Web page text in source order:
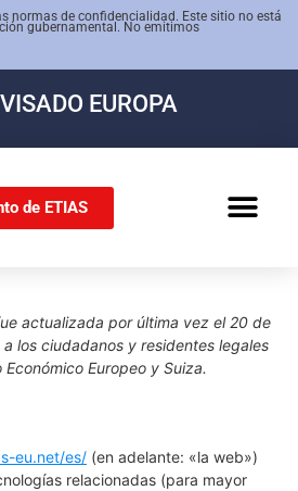
normas de confidencialidad. Este sitio no está
gubernamental. No emitimos
EUROPA
de ETIAS
actualizada por última vez el 20 de
los ciudadanos y residentes legales
Europeo y Suiza.
eu.net/es/ (en adelante: «la web»)
relacionadas (para mayor